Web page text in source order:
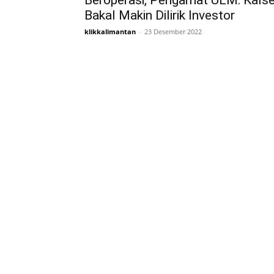
Bakal Makin Dilirik Investor
klikkalimantan - 23 Desember 2022